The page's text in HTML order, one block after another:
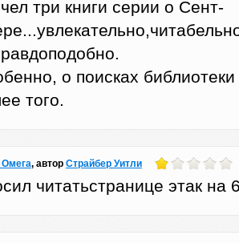
три книги серии о Сент-
о поисках
того.
Омега, автор Страйбер Уитли
читатьстранице этак на